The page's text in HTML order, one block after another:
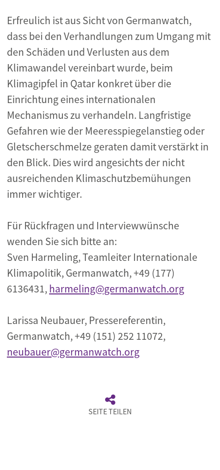
Erfreulich ist aus Sicht von Germanwatch,
dass bei den Verhandlungen zum Umgang mit
den Schäden und Verlusten aus dem
Klimawandel vereinbart wurde, beim
Klimagipfel in Qatar konkret über die
Einrichtung eines internationalen
Mechanismus zu verhandeln. Langfristige
Gefahren wie der Meeresspiegelanstieg oder
Gletscherschmelze geraten damit verstärkt in
den Blick. Dies wird angesichts der nicht
ausreichenden Klimaschutzbemühungen
immer wichtiger.
Für Rückfragen und Interviewwünsche
wenden Sie sich bitte an:
Sven Harmeling, Teamleiter Internationale
Klimapolitik, Germanwatch, +49 (177)
6136431,harmeling@germanwatch.org
Larissa Neubauer, Pressereferentin,
Germanwatch, +49 (151) 252 11072,
neubauer@germanwatch.org
SEITE TEILEN